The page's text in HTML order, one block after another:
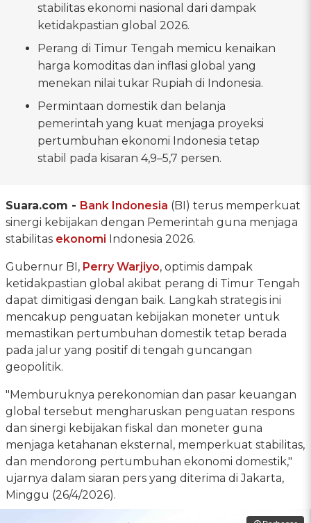
stabilitas ekonomi nasional dari dampak
ketidakpastian global 2026.
Perang di Timur Tengah memicu kenaikan
harga komoditas dan inflasi global yang
menekan nilai tukar Rupiah di Indonesia.
Permintaan domestik dan belanja
pemerintah yang kuat menjaga proyeksi
pertumbuhan ekonomi Indonesia tetap
stabil pada kisaran 4,9–5,7 persen.
Suara.com - Bank Indonesia (BI) terus memperkuat
sinergi kebijakan dengan Pemerintah guna menjaga
stabilitas ekonomi Indonesia 2026.
Gubernur BI, Perry Warjiyo, optimis dampak
ketidakpastian global akibat perang di Timur Tengah
dapat dimitigasi dengan baik. Langkah strategis ini
mencakup penguatan kebijakan moneter untuk
memastikan pertumbuhan domestik tetap berada
pada jalur yang positif di tengah guncangan
geopolitik.
"Memburuknya perekonomian dan pasar keuangan
global tersebut mengharuskan penguatan respons
dan sinergi kebijakan fiskal dan moneter guna
menjaga ketahanan eksternal, memperkuat stabilitas,
dan mendorong pertumbuhan ekonomi domestik,"
ujarnya dalam siaran pers yang diterima di Jakarta,
Minggu (26/4/2026).